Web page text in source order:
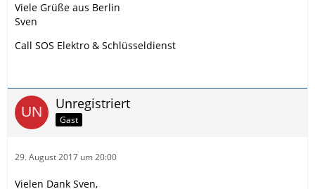
Viele Grüße aus Berlin
Sven
Call SOS Elektro & Schlüsseldienst
Unregistriert
Gast
29. August 2017 um 20:00
Vielen Dank Sven,